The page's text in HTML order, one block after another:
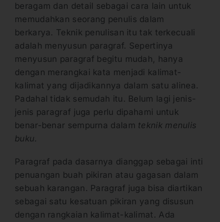
beragam dan detail sebagai cara lain untuk
memudahkan seorang penulis dalam
berkarya. Teknik penulisan itu tak terkecuali
adalah menyusun paragraf. Sepertinya
menyusun paragraf begitu mudah, hanya
dengan merangkai kata menjadi kalimat-
kalimat yang dijadikannya dalam satu alinea.
Padahal tidak semudah itu. Belum lagi jenis-
jenis paragraf juga perlu dipahami untuk
benar-benar sempurna dalam teknik menulis
buku.
Paragraf pada dasarnya dianggap sebagai inti
penuangan buah pikiran atau gagasan dalam
sebuah karangan. Paragraf juga bisa diartikan
sebagai satu kesatuan pikiran yang disusun
dengan rangkaian kalimat-kalimat. Ada